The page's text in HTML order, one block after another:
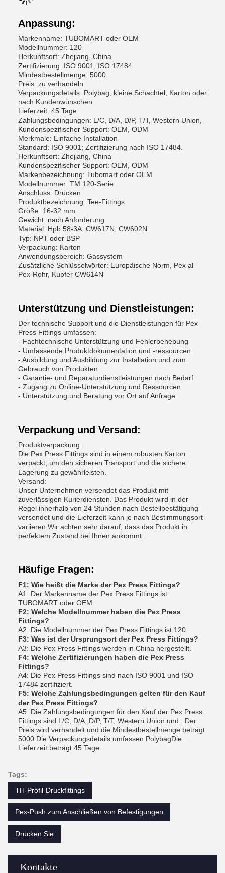
Kontakte
Anpassung:
Markenname: TUBOMART oder OEM
Modellnummer: 120
Herkunftsort: Zhejiang, China
Zertifizierung: ISO 9001; ISO 17484
Mindestbestellmenge: 5000
Preis: zu verhandeln
Verpackungsdetails: Polybag, kleine Schachtel, Karton oder
nach Kundenwünschen
Lieferzeit: 45 Tage
Zahlungsbedingungen: L/C, D/A, D/P, T/T, Western Union,
Kundenspezifischer Support: OEM, ODM
Merkmale: Einfache Installation
Standard: ISO 9001; Zertifizierung nach ISO 17484.
Herkunftsort: Zhejiang, China
Kundenspezifischer Support: OEM, ODM
Markenbezeichnung: Tubomart oder OEM
Modellnummer: TM 120-Serie
Anschluss: Drücken
Produktbezeichnung: Tee-Fittings
Größe: 16-32 mm
Gewicht: nach Anforderung
Material: Hpb 58-3A, CW617N, CW602N
Typ: NPT oder BSP
Verpackung: Karton
Anwendungsbereich: Gassystem
Zusätzliche Schlüsselwörter: Europäische Norm, Pex al
Pex-Rohr, Kupfer CW614N
Unterstützung und Dienstleistungen:
Der technische Support und die Dienstleistungen für Pex
Press Fittings umfassen:
- Fachtechnische Unterstützung und Fehlerbehebung
- Umfassende Produktdokumentation und -ressourcen
- Ausbildung und Ausbildung zur Installation und zum
Gebrauch von Produkten
- Garantie- und Reparaturdienstleistungen nach Bedarf
- Zugang zu Online-Unterstützung und Ressourcen
- Unterstützung und Beratung vor Ort auf Anfrage
Verpackung und Versand:
Produktverpackung:
Die Pex Press Fittings sind in einem robusten Karton
verpackt, um den sicheren Transport und die sichere
Lagerung zu gewährleisten.
Versand:
Unser Unternehmen versendet das Produkt mit
zuverlässigen Kurierdiensten. Das Produkt wird in der
Regel innerhalb von 24 Stunden nach Bestellbestätigung
versendet und die Lieferzeit kann je nach Bestimmungsort
variieren.Wir achten sehr darauf, dass das Produkt in
perfektem Zustand bei Ihnen ankommt..
Häufige Fragen:
F1: Wie heißt die Marke der Pex Press Fittings?
A1: Der Markenname der Pex Press Fittings ist
TUBOMART oder OEM.
F2: Welche Modellnummer haben die Pex Press
Fittings?
A2: Die Modellnummer der Pex Press Fittings ist 120.
F3: Was ist der Ursprungsort der Pex Press Fittings?
A3: Die Pex Press Fittings werden in China hergestellt.
F4: Welche Zertifizierungen haben die Pex Press
Fittings?
A4: Die Pex Press Fittings sind nach ISO 9001 und ISO
17484 zertifiziert.
F5: Welche Zahlungsbedingungen gelten für den Kauf
der Pex Press Fittings?
A5: Die Zahlungsbedingungen für den Kauf der Pex Press
Fittings sind L/C, D/A, D/P, T/T, Western Union und . Der
Preis wird verhandelt und die Mindestbestellmenge beträgt
5000.Die Verpackungsdetails umfassen PolybagDie
Lieferzeit beträgt 45 Tage.
Tags:
TH-Profil-Druckfittings
Pex-Push zum Anschließen von Befestigungen
Drücken Sie